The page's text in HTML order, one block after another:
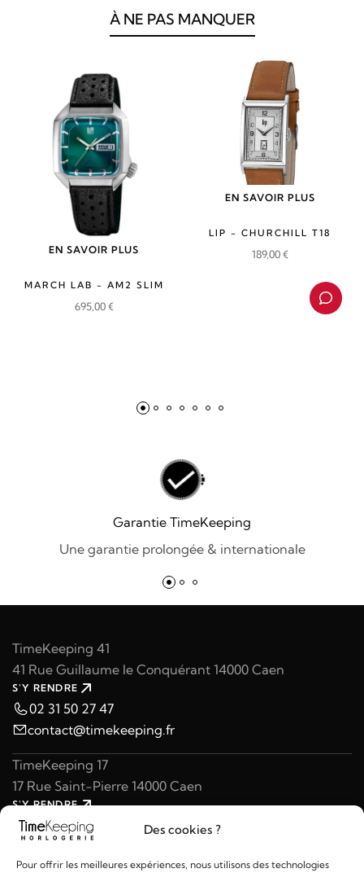
Des cookies ?
Pour offrir les meilleures expériences, nous utilisons des technologies
À NE PAS MANQUER
EN SAVOIR PLUS
MARCH LAB - AM2 SLIM
695,00€
EN SAVOIR PLUS
LIP - CHURCHILL T18
189,00€
Garantie TimeKeeping
Une garantie prolongée & internationale
TimeKeeping 41
41 Rue Guillaume le Conquérant 14000 Caen
S'Y RENDRE
02 31 50 27 47
contact@timekeeping.fr
TimeKeeping 17
17 Rue Saint-Pierre 14000 Caen
S'Y RENDRE
02 31 47 49 97
contact@timekeeping.fr